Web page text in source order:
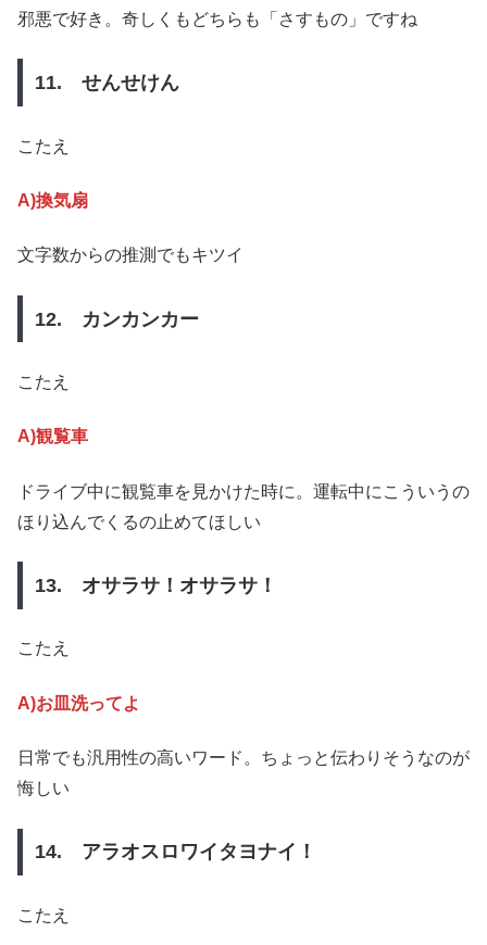
邪悪で好き。奇しくもどちらも「さすもの」ですね
11. せんせけん
こたえ
A)換気扇
文字数からの推測でもキツイ
12. カンカンカー
こたえ
A)観覧車
ドライブ中に観覧車を見かけた時に。運転中にこういうの
ほり込んでくるの止めてほしい
13. オサラサ！オサラサ！
こたえ
A)お皿洗ってよ
日常でも汎用性の高いワード。ちょっと伝わりそうなのが
悔しい
14. アラオスロワイタヨナイ！
こたえ